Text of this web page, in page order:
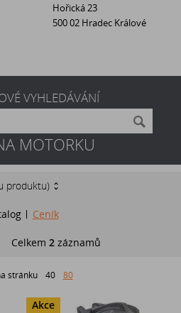
Hořická 23
500 02 Hradec Králové
VYHLEDÁVÁNÍ
MOTORKU
produktu)
Ceník
Celkem 2záznamů
stránku 40 80
Akce